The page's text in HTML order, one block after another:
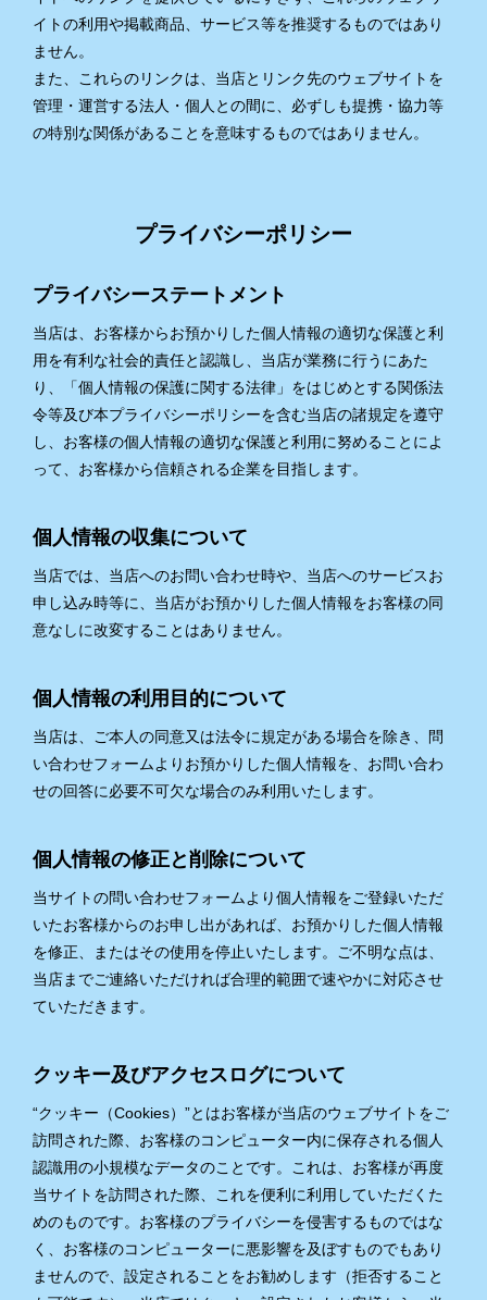
イトの利用や掲載商品、サービス等を推奨するものではあり
ません。
また、これらのリンクは、当店とリンク先のウェブサイトを
管理・運営する法人・個人との間に、必ずしも提携・協力等
の特別な関係があることを意味するものではありません。
プライバシーポリシー
プライバシーステートメント
当店は、お客様からお預かりした個人情報の適切な保護と利
用を有利な社会的責任と認識し、当店が業務に行うにあた
り、「個人情報の保護に関する法律」をはじめとする関係法
令等及び本プライバシーポリシーを含む当店の諸規定を遵守
し、お客様の個人情報の適切な保護と利用に努めることによ
って、お客様から信頼される企業を目指します。
個人情報の収集について
当店では、当店へのお問い合わせ時や、当店へのサービスお
申し込み時等に、当店がお預かりした個人情報をお客様の同
意なしに改変することはありません。
個人情報の利用目的について
当店は、ご本人の同意又は法令に規定がある場合を除き、問
い合わせフォームよりお預かりした個人情報を、お問い合わ
せの回答に必要不可欠な場合のみ利用いたします。
個人情報の修正と削除について
当サイトの問い合わせフォームより個人情報をご登録いただ
いたお客様からのお申し出があれば、お預かりした個人情報
を修正、またはその使用を停止いたします。ご不明な点は、
当店までご連絡いただければ合理的範囲で速やかに対応させ
ていただきます。
クッキー及びアクセスログについて
“クッキー（Cookies）”とはお客様が当店のウェブサイトをご
訪問された際、お客様のコンピューター内に保存される個人
認識用の小規模なデータのことです。これは、お客様が再度
当サイトを訪問された際、これを便利に利用していただくた
めのものです。お客様のプライバシーを侵害するものではな
く、お客様のコンピューターに悪影響を及ぼすものでもあり
ませんので、設定されることをお勧めします（拒否すること